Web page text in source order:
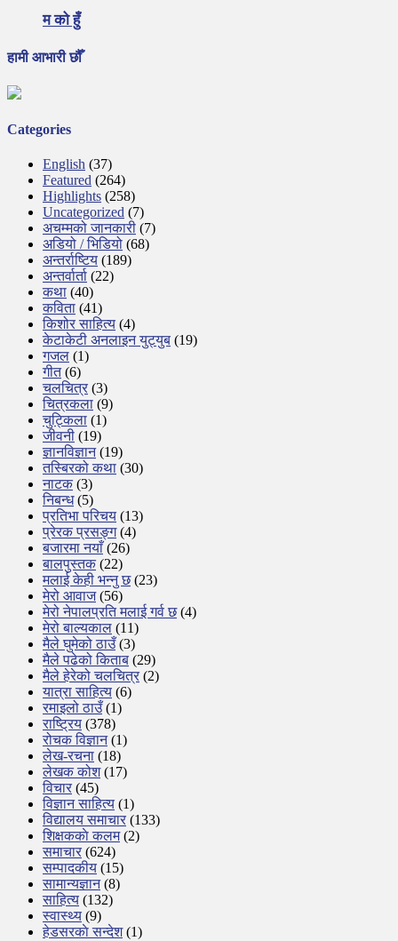
म को हुँ
हामी आभारी छौँ
Categories
English (37)
Featured (264)
Highlights (258)
Uncategorized (7)
अचम्मको जानकारी (7)
अडियो / भिडियो (68)
अन्तर्राष्टिय (189)
अन्तर्वार्ता (22)
कथा (40)
कविता (41)
किशोर साहित्य (4)
केटाकेटी अनलाइन युट्युब (19)
गजल (1)
गीत(6)
चलचित्र (3)
चित्रकला (9)
चुट्किला (1)
जीवनी (19)
ज्ञानविज्ञान(19)
तस्बिरको कथा (30)
नाटक(3)
निबन्ध(5)
प्रतिभा परिचय (13)
प्रेरक प्रसङ्ग(4)
बजारमा नयाँ(26)
बालपुस्तक(22)
मलाई केही भन्नु छ(23)
मेरो आवाज(56)
मेरो नेपालप्रति मलाई गर्व छ(4)
मेरो बाल्यकाल (11)
मैले घुमेको ठाउँ(3)
मैले पढेको किताब (29)
मैले हेरेको चलचित्र (2)
यात्रा साहित्य (6)
रमाइलो ठाउँ(1)
राष्ट्रिय (378)
रोचक विज्ञान(1)
लेख-रचना (18)
लेखक कोश(17)
विचार (45)
विज्ञान साहित्य (1)
विद्यालय समाचार (133)
शिक्षककाे कलम(2)
समाचार (624)
सम्पादकीय (15)
सामान्यज्ञान(8)
साहित्य (132)
स्वास्थ्य (9)
हेडसरकाे सन्देश(1)